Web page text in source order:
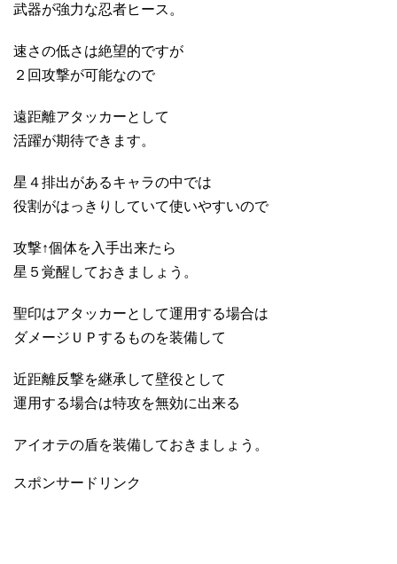
武器が強力な忍者ヒース。
速さの低さは絶望的ですが
２回攻撃が可能なので
遠距離アタッカーとして
活躍が期待できます。
星４排出があるキャラの中では
役割がはっきりしていて使いやすいので
攻撃↑個体を入手出来たら
星５覚醒しておきましょう。
聖印はアタッカーとして運用する場合は
ダメージＵＰするものを装備して
近距離反撃を継承して壁役として
運用する場合は特攻を無効に出来る
アイオテの盾を装備しておきましょう。
スポンサードリンク